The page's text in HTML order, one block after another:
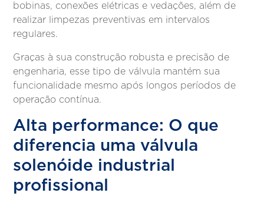
bobinas, conexões elétricas e vedações, além de
realizar limpezas preventivas em intervalos
regulares.
Graças à sua construção robusta e precisão de
engenharia, esse tipo de válvula mantém sua
funcionalidade mesmo após longos períodos de
operação contínua.
Alta performance: O que
diferencia uma válvula
solenóide industrial
profissional